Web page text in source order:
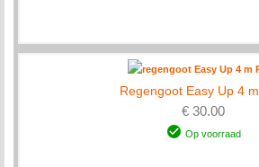
Regengoot Easy Up 4 m
€ 30.00
Op voorraad